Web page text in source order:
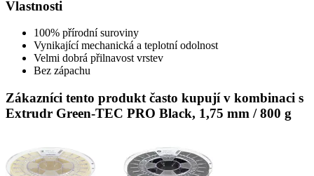
Vlastnosti
100% přírodní suroviny
Vynikající mechanická a teplotní odolnost
Velmi dobrá přilnavost vrstev
Bez zápachu
Zákazníci tento produkt často kupují v kombinaci s
Extrudr Green-TEC PRO Black, 1,75 mm / 800 g